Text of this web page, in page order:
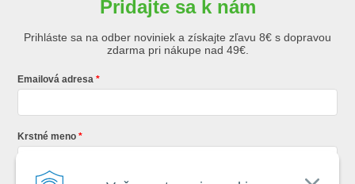
Pridajte sa k nám
Prihláste sa na odber noviniek a získajte zľavu 8€ s dopravou
zdarma pri nákupe nad 49€.
Emailová adresa
Krstné meno